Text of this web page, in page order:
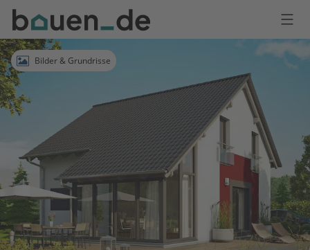
Bauen
Logo
AnmeldenBilder & Grundrisse